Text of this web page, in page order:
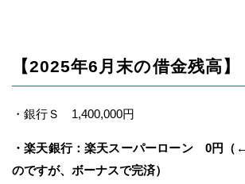
【2025年6月末の借金残高】
・銀行Ｓ 1,400,000円
・楽天銀行：楽天スーパーローン 0円（
のですが、ボーナスで完済）